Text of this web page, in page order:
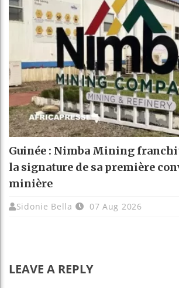
Guinée : Nimba Mining
la signature de sa première
minière
Sidonie Bella 07 Aug 2026
LEAVE A REPLY